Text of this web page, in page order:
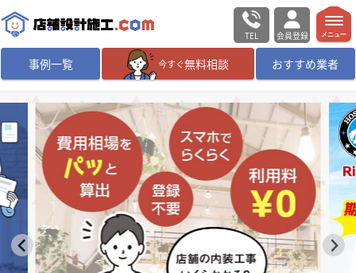
TEL 会員登録
事例一覧 今すぐ無料相談 おすすめ業者
ログイン／会員登録
デザイン設計・施工業者を探す
店舗・商業施設の 施工事例を探す
マッチング案件一覧
メニュー